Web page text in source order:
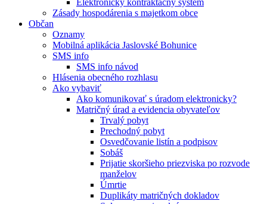
Elektronický kontraktačný systém
Zásady hospodárenia s majetkom obce
Občan
Oznamy
Mobilná aplikácia Jaslovské Bohunice
SMS info
SMS info návod
Hlásenia obecného rozhlasu
Ako vybaviť
Ako komunikovať s úradom elektronicky?
Matričný úrad a evidencia obyvateľov
Trvalý pobyt
Prechodný pobyt
Osvedčovanie listín a podpisov
Sobáš
Prijatie skoršieho priezviska po rozvode
manželov
Úmrtie
Duplikáty matričných dokladov